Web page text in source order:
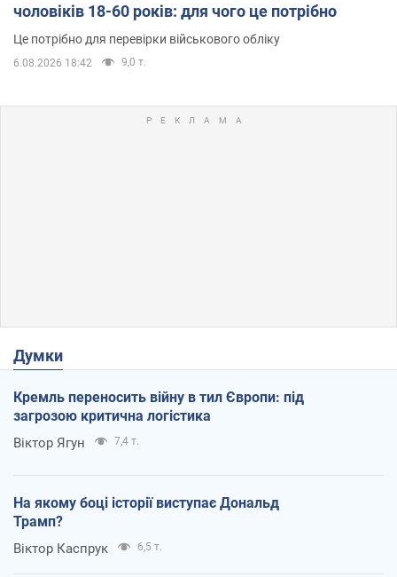
чоловіків 18-60 років: для чого це потрібно
Це потрібно для перевірки військового обліку
6.08.2026 18:42 9,0 т.
Думки
Кремль переносить війну в тил Європи: під
загрозою критична логістика
Віктор Ягун 7,4 т.
На якому боці історії виступає Дональд
Трамп?
Віктор Каспрук 6,5 т.